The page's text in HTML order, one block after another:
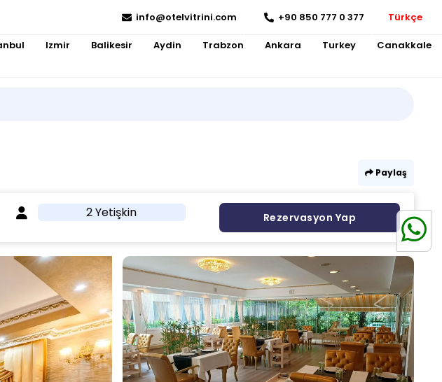
info@otelvitrini.com +90 850 777 0 377 Türkçe
Izmir Balikesir Aydin Trabzon Ankara Turkey Canakkale
Paylaş
2 Yetişkin Rezervasyon Yap